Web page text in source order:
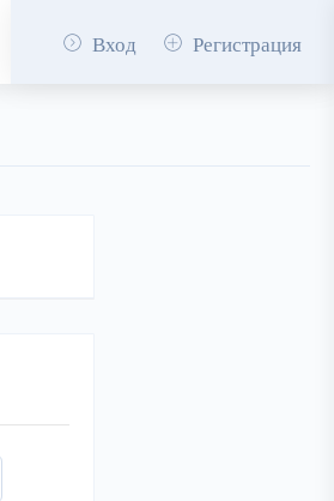
Вход Регистрация